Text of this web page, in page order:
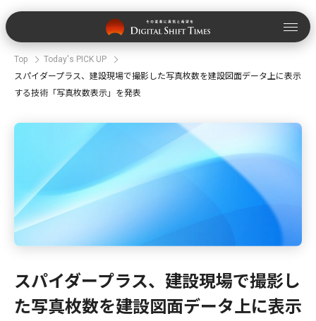
Top
Today's PICK UP
スパイダープラス、建設現場で撮影した写真枚数を建設図面データ上に表示
する技術「写真枚数表示」を発表
スパイダープラス、建設現場で撮影し
た写真枚数を建設図面データ上に表示